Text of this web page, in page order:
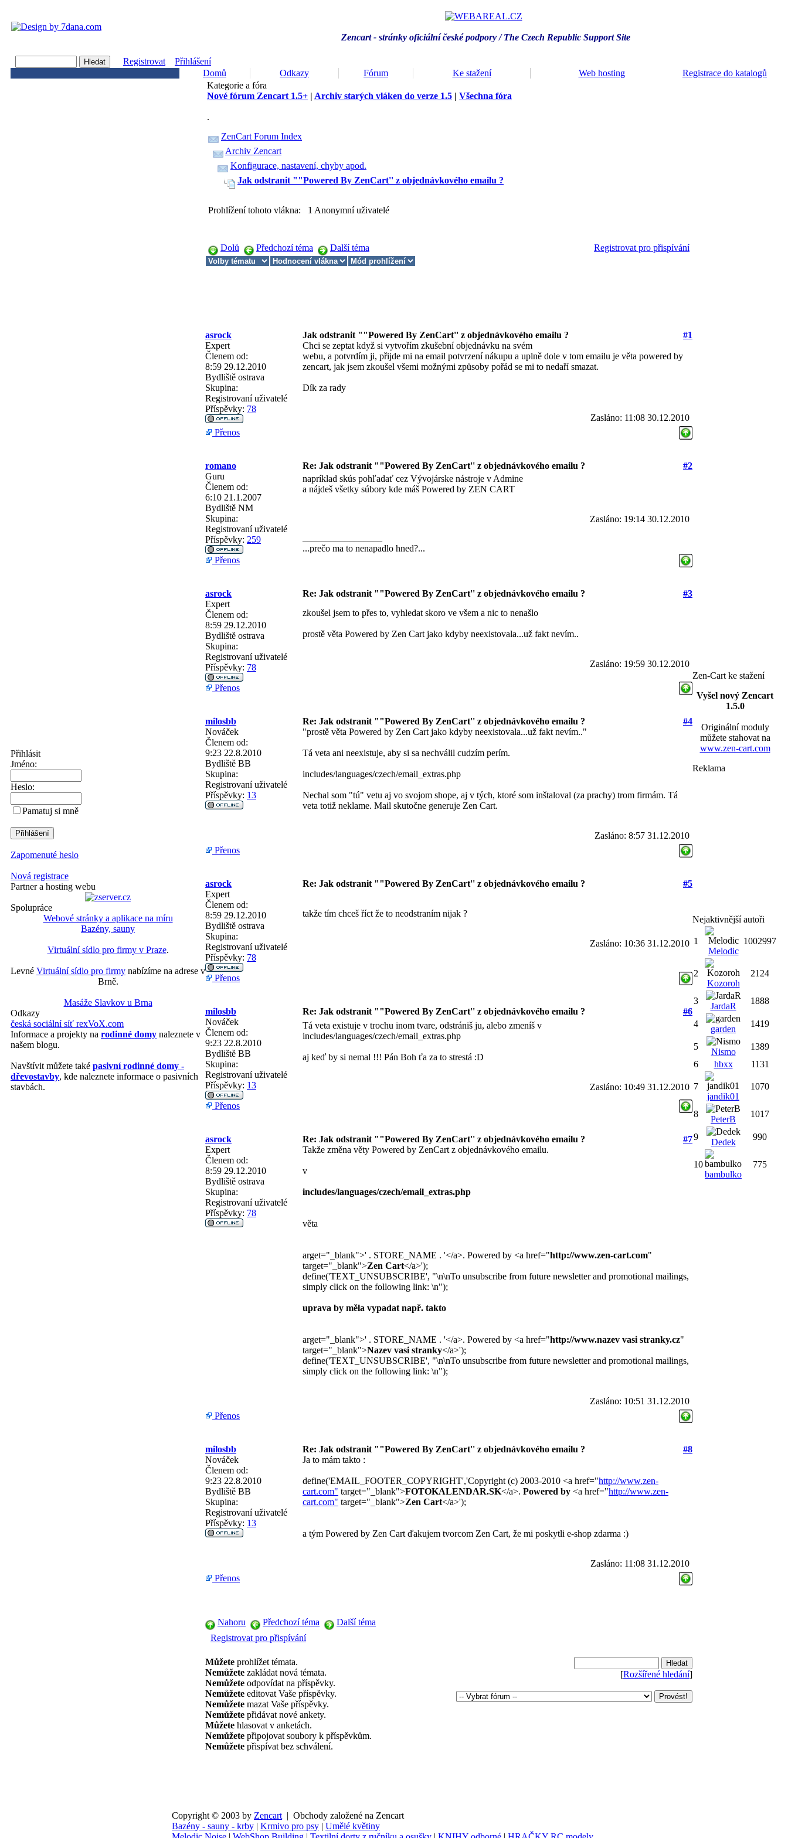
Zencart - stránky oficiální české podpory / The Czech Republic Support Site
Registrovat
Přihlášení
Domů
Odkazy Fórum Ke stažení Web hosting Registrace do katalogů
Přihlásit
Jméno:
Heslo:
Pamatuj si mně
Zapomenuté heslo
Nová registrace
Partner a hosting webu
Spolupráce
Webové stránky a aplikace na míru
Bazény, sauny
Virtuální sídlo pro firmy v Praze.
Levné Virtuální sídlo pro firmy nabízíme na adrese v
Brně.
Masáže Slavkov u Brna
Odkazy
česká sociální síť rexVoX.com
Informace a projekty na rodinné domy naleznete v
našem blogu.
Navštívit můžete také pasivní rodinné domy -
dřevostavby, kde naleznete informace o pasivních
stavbách.
Kategorie a fóra
Nové fórum Zencart 1.5+ | Archiv starých vláken do verze 1.5 | Všechna fóra
.
ZenCart Forum Index
Archiv Zencart
Konfigurace, nastavení, chyby apod.
Jak odstranit ""Powered By ZenCart'' z objednávkového emailu ?
Prohlížení tohoto vlákna: 1 Anonymní uživatelé
Dolů Předchozí téma Další téma Registrovat pro přispívání
asrock Jak odstranit ""Powered By ZenCart'' z objednávkového emailu ?
#1
Expert
Členem od:
8:59 29.12.2010
Bydliště ostrava
Skupina:
Registrovaní uživatelé
Příspěvky: 78
Chci se zeptat když si vytvořím zkušební objednávku na svém
webu, a potvrdím ji, přijde mi na email potvrzení nákupu a uplně dole v tom emailu je věta powered by
zencart, jak jsem zkoušel všemi možnými způsoby pořád se mi to nedaří smazat.
Dík za rady
Zasláno: 11:08 30.12.2010
Přenos
romano Re: Jak odstranit ""Powered By ZenCart'' z objednávkového emailu ?
#2
Guru
Členem od:
6:10 21.1.2007
Bydliště NM
Skupina:
Registrovaní uživatelé
Příspěvky: 259
napríklad skús pohľadať cez Vývojárske nástroje v Admine
a nájdeš všetky súbory kde máš Powered by ZEN CART
Zasláno: 19:14 30.12.2010
...prečo ma to nenapadlo hned?...
Přenos
asrock Re: Jak odstranit ""Powered By ZenCart'' z objednávkového emailu ?
#3
Expert
Členem od:
8:59 29.12.2010
Bydliště ostrava
Skupina:
Registrovaní uživatelé
Příspěvky: 78
zkoušel jsem to přes to, vyhledat skoro ve všem a nic to nenašlo
prostě věta Powered by Zen Cart jako kdyby neexistovala...už fakt nevím..
Zasláno: 19:59 30.12.2010
Přenos
milosbb Re: Jak odstranit ""Powered By ZenCart'' z objednávkového emailu ?
#4
Nováček
Členem od:
9:23 22.8.2010
Bydliště BB
Skupina:
Registrovaní uživatelé
Příspěvky: 13
"prostě věta Powered by Zen Cart jako kdyby neexistovala...už fakt nevím.."
Tá veta ani neexistuje, aby si sa nechválil cudzím perím.
includes/languages/czech/email_extras.php
Nechal som "tú" vetu aj vo svojom shope, aj v tých, ktoré som inštaloval (za prachy) trom firmám. Tá
veta totiž neklame. Mail skutočne generuje Zen Cart.
Zasláno: 8:57 31.12.2010
Přenos
asrock Re: Jak odstranit ""Powered By ZenCart'' z objednávkového emailu ?
#5
Expert
Členem od:
8:59 29.12.2010
Bydliště ostrava
Skupina:
Registrovaní uživatelé
Příspěvky: 78
takže tím chceš říct že to neodstraním nijak ?
Zasláno: 10:36 31.12.2010
Přenos
milosbb Re: Jak odstranit ""Powered By ZenCart'' z objednávkového emailu ?
#6
Nováček
Členem od:
9:23 22.8.2010
Bydliště BB
Skupina:
Registrovaní uživatelé
Příspěvky: 13
Tá veta existuje v trochu inom tvare, odstrániš ju, alebo zmeníš v
includes/languages/czech/email_extras.php
aj keď by si nemal !!! Pán Boh ťa za to strestá :D
Zasláno: 10:49 31.12.2010
Přenos
asrock Re: Jak odstranit ""Powered By ZenCart'' z objednávkového emailu ?
#7
Expert
Členem od:
8:59 29.12.2010
Bydliště ostrava
Skupina:
Registrovaní uživatelé
Příspěvky: 78
Takže změna věty Powered by ZenCart z objednávkového emailu.
v
includes/languages/czech/email_extras.php
věta
arget="_blank">' . STORE_NAME . '</a>. Powered by <a href="http://www.zen-cart.com"
target="_blank">Zen Cart</a>');
define('TEXT_UNSUBSCRIBE', "\n\nTo unsubscribe from future newsletter and promotional mailings,
simply click on the following link: \n");
uprava by měla vypadat např. takto
arget="_blank">' . STORE_NAME . '</a>. Powered by <a href="http://www.nazev vasi stranky.cz"
target="_blank">Nazev vasi stranky</a>');
define('TEXT_UNSUBSCRIBE', "\n\nTo unsubscribe from future newsletter and promotional mailings,
simply click on the following link: \n");
Zasláno: 10:51 31.12.2010
Přenos
milosbb Re: Jak odstranit ""Powered By ZenCart'' z objednávkového emailu ?
#8
Nováček
Členem od:
9:23 22.8.2010
Bydliště BB
Skupina:
Registrovaní uživatelé
Příspěvky: 13
Ja to mám takto :
define('EMAIL_FOOTER_COPYRIGHT','Copyright (c) 2003-2010 <a href="http://www.zen-
cart.com" target="_blank">FOTOKALENDAR.SK</a>. Powered by <a href="http://www.zen-
cart.com" target="_blank">Zen Cart</a>');
a tým Powered by Zen Cart ďakujem tvorcom Zen Cart, že mi poskytli e-shop zdarma :)
Zasláno: 11:08 31.12.2010
Přenos
Nahoru Předchozí téma
Další téma
Registrovat pro přispívání
Můžete prohlížet témata.
Nemůžete zakládat nová témata.
Nemůžete odpovídat na příspěvky.
Nemůžete editovat Vaše příspěvky.
Nemůžete mazat Vaše příspěvky.
Nemůžete přidávat nové ankety.
Můžete hlasovat v anketách.
Nemůžete připojovat soubory k příspěvkům.
Nemůžete přispívat bez schválení.
[Rozšířené hledání]
Zen-Cart ke stažení
Vyšel nový Zencart
1.5.0
Originální moduly
můžete stahovat na
www.zen-cart.com
Reklama
Nejaktivnější autoři
1
Melodic
1002997
2
Kozoroh
2124
3
JardaR
1888
4
garden
1419
5
Nismo
1389
6
hbxx 1131
7
jandik01
1070
8
PeterB
1017
9
Dedek
990
10
bambulko
775
Copyright © 2003 by Zencart | Obchody založené na Zencart
Bazény - sauny - krby | Krmivo pro psy | Umělé květiny